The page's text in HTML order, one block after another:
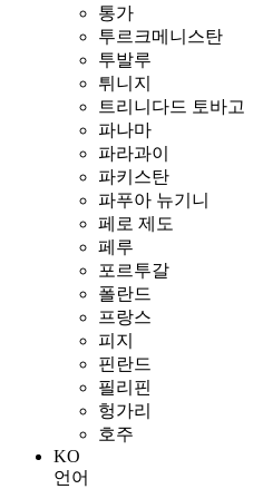
통가
투르크메니스탄
투발루
튀니지
트리니다드 토바고
파나마
파라과이
파키스탄
파푸아 뉴기니
페로 제도
페루
포르투갈
폴란드
프랑스
피지
핀란드
필리핀
헝가리
호주
KO
언어